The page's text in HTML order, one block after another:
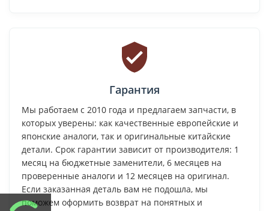
Гарантия
Мы работаем с 2010 года и предлагаем запчасти, в
которых уверены: как качественные европейские и
японские аналоги, так и оригинальные китайские
детали. Срок гарантии зависит от производителя: 1
месяц на бюджетные заменители, 6 месяцев на
проверенные аналоги и 12 месяцев на оригинал.
Если заказанная деталь вам не подошла, мы
поможем оформить возврат на понятных и